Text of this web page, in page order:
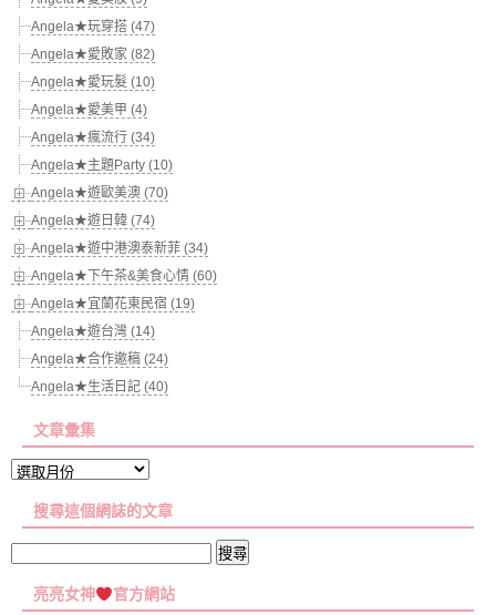
Angela★玩穿搭 (47)
Angela★愛敗家 (82)
Angela★愛玩髮 (10)
Angela★愛美甲 (4)
Angela★瘋流行 (34)
Angela★主題Party (10)
Angela★遊歐美澳 (70)
Angela★遊日韓 (74)
Angela★遊中港澳泰新菲 (34)
Angela★下午茶&美食心情 (60)
Angela★宜蘭花東民宿 (19)
Angela★遊台灣 (14)
Angela★合作邀稿 (24)
Angela★生活日記 (40)
文章彙集
文
彙
搜尋這個網誌的文章
關
亮亮女神 官方網站